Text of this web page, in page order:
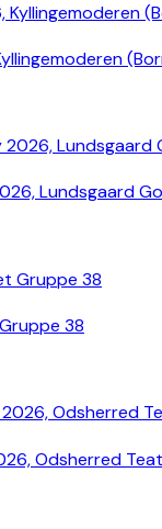
Lundsgaard
38
Odsherred